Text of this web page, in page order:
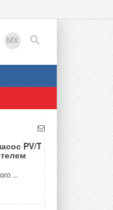
MX
EN
PV/T
...